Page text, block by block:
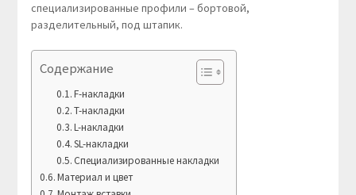
специализированные профили – бортовой,
разделительный, под штапик.
Содержание
F-накладки
T-накладки
L-накладки
SL-накладки
Специализированные накладки
Материал и цвет